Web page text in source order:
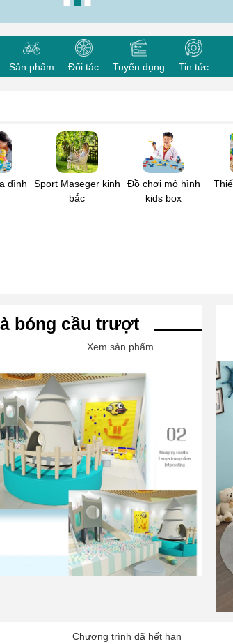
Sản phẩm Đối tác Tuyển dụng Tin tức
đình
Sport Maseger kinh
bắc
Đồ chơi mô hình
kids box
bóng cầu trượt
Xem sản phẩm
Chương trình đã hết hạn
Mua cho tổ chức công ty
Doanh nghiệp/ Tổ chức